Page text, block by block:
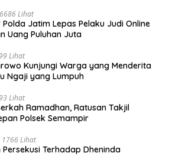
Lihat
Jatim Lepas Pelaku Judi Online
Uang Puluhan Juta
Lihat
Kunjungi Warga yang Menderita
Ngaji yang Lumpuh
Lihat
Ramadhan, Ratusan Takjil
Polsek Semampir
1766 Lihat
Terhadap Dheninda